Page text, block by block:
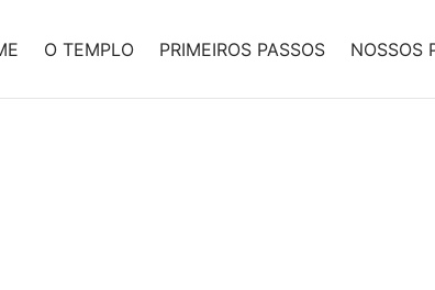
O TEMPLO PRIMEIROS PASSOS NOSSOS